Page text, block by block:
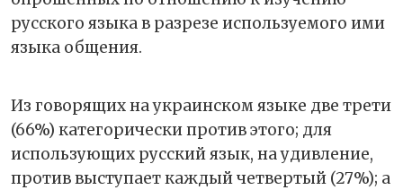
русского языка в разрезе используемого ими
языка общения.
Из говорящих на украинском языке две трети
(66%) категорически против этого; для
использующих русский язык, на удивление,
против выступает каждый четвертый (27%); а